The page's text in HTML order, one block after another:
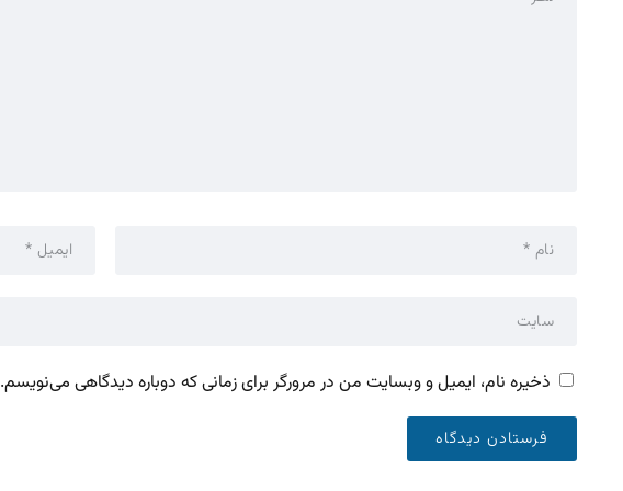
ذخیره نام، ایمیل و وبسایت من در مرورگر برای زمانی که دوباره دیدگاهی می‌نویسم.